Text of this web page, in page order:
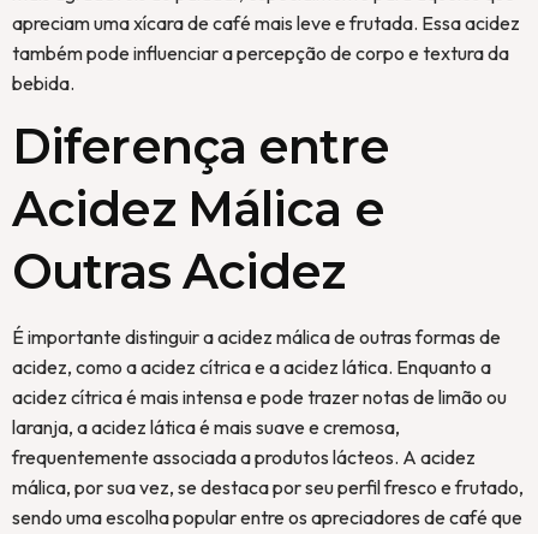
apreciam uma xícara de café mais leve e frutada. Essa acidez
também pode influenciar a percepção de corpo e textura da
bebida.
Diferença entre
Acidez Málica e
Outras Acidez
É importante distinguir a acidez málica de outras formas de
acidez, como a acidez cítrica e a acidez lática. Enquanto a
acidez cítrica é mais intensa e pode trazer notas de limão ou
laranja, a acidez lática é mais suave e cremosa,
frequentemente associada a produtos lácteos. A acidez
málica, por sua vez, se destaca por seu perfil fresco e frutado,
sendo uma escolha popular entre os apreciadores de café que